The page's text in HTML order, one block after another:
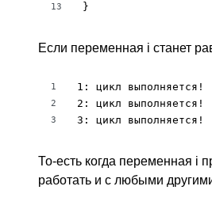
13
}
Если переменная i станет
1
2
3
1: цикл выполняется!
2: цикл выполняется!
3: цикл выполняется!
То-есть когда переменная i
работать и с любыми